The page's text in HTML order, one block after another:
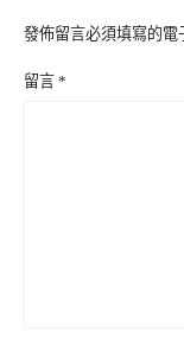
發佈留言必須填寫的電
留言 *